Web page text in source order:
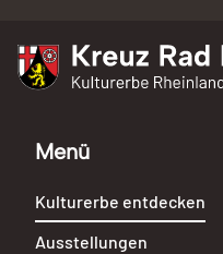
Menü
Kulturerbe entdecken
Ausstellungen